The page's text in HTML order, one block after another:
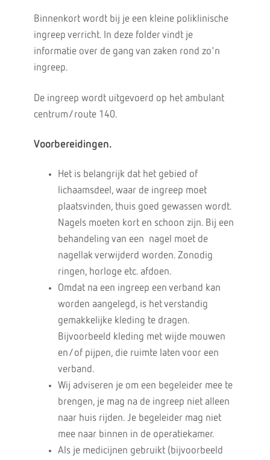
Binnenkort wordt bij je een kleine poliklinische
ingreep verricht. In deze folder vindt je
informatie over de gang van zaken rond zo'n
ingreep.
De ingreep wordt uitgevoerd op het ambulant
centrum/route 140.
Voorbereidingen.
Het is belangrijk dat het gebied of
lichaamsdeel, waar de ingreep moet
plaatsvinden, thuis goed gewassen wordt.
Nagels moeten kort en schoon zijn. Bij een
behandeling van een nagel moet de
nagellak verwijderd worden. Zonodig
ringen, horloge etc. afdoen.
Omdat na een ingreep een verband kan
worden aangelegd, is het verstandig
gemakkelijke kleding te dragen.
Bijvoorbeeld kleding met wijde mouwen
en/of pijpen, die ruimte laten voor een
verband.
Wij adviseren je om een begeleider mee te
brengen, je mag na de ingreep niet alleen
naar huis rijden. Je begeleider mag niet
mee naar binnen in de operatiekamer.
Als je medicijnen gebruikt (bijvoorbeeld